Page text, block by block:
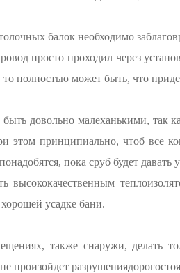
балок необходимо
просто проходил через
то полностью может быть, что
довольно малеханькими, так
этом принципиально, чтоб все
пока сруб будет
высококачественным
усадке бани.
также снаружи, делать
произойдет